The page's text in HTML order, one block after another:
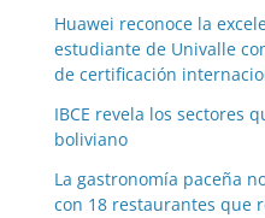
Huawei reconoce la
estudiante de Univalle
de certificación
IBCE revela los sectores
boliviano
La gastronomía paceña
con 18 restaurantes que